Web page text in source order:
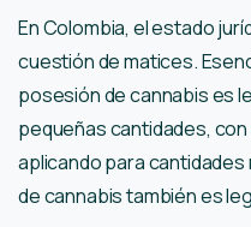
En Colombia, el estado
cuestión de matices.
posesión de cannabis es
pequeñas cantidades,
aplicando para cantidades
de cannabis también es